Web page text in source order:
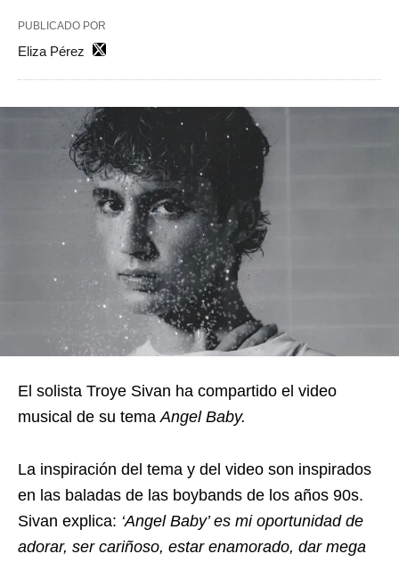
PUBLICADO POR
Eliza Pérez
El solista Troye Sivan ha compartido el video
musical de su tema Angel Baby.
La inspiración del tema y del video son inspirados
en las baladas de las boybands de los años 90s.
Sivan explica: ‘Angel Baby’ es mi oportunidad de
adorar, ser cariñoso, estar enamorado, dar mega